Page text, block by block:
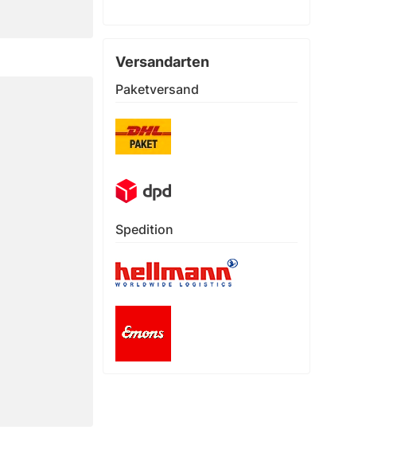
Versandarten
Paketversand
Spedition